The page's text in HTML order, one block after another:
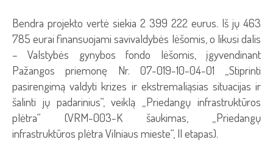
Bendra projekto vertė siekia 2 399 222 eurus. Iš jų 463
785 eurai finansuojami savivaldybės lėšomis, o likusi dalis
– Valstybės gynybos fondo lėšomis, įgyvendinant
Pažangos priemonę Nr. 07-019-10-04-01 „Stiprinti
pasirengimą valdyti krizes ir ekstremaliąsias situacijas ir
šalinti jų padarinius“, veiklą „Priedangų infrastruktūros
plėtra“ (VRM-003-K šaukimas, „Priedangų
infrastruktūros plėtra Vilniaus mieste“, II etapas).